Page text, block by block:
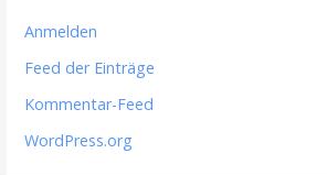
Anmelden
Feed der Einträge
Kommentar-Feed
WordPress.org